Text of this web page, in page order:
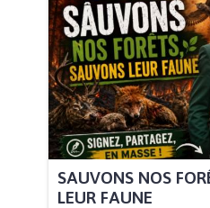
SAUVONS NOS
LEUR FAUNE